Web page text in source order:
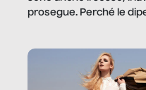
prosegue. Perché le
trae un guadagno. In
quale e come.